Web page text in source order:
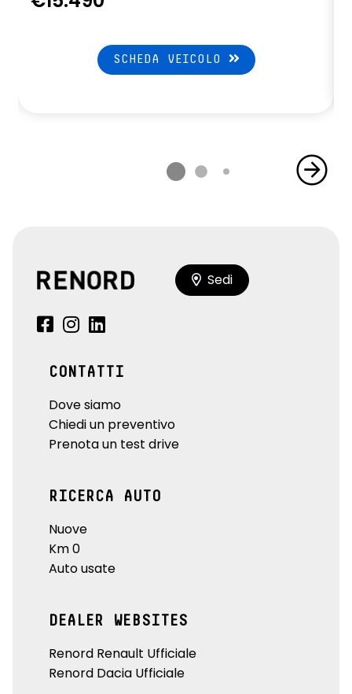
SCHEDA VEICOLO
Sedi
CONTATTI
Dove siamo
Chiedi un preventivo
Prenota un test drive
RICERCA AUTO
Nuove
Km 0
Auto usate
DEALER WEBSITES
Renord Renault Ufficiale
Renord Dacia Ufficiale